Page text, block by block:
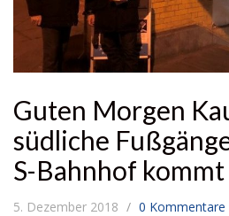
Guten Morgen
südliche
S-Bahnhof kommt
5. Dezember 2018 0 Kommentare